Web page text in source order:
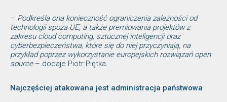
– Podkreśla ona konieczność ograniczenia zależności od
technologii spoza UE, a także premiowania projektów z
zakresu cloud computing, sztucznej inteligencji oraz
cyberbezpieczeństwa, które się do niej przyczyniają, na
przykład poprzez wykorzystanie europejskich rozwiązań open
source– dodaje Piotr Piętka.
Najczęściej atakowana jest administracja państwowa